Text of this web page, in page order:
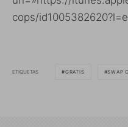
cops/
ETIQUETAS GRATIS SWAP